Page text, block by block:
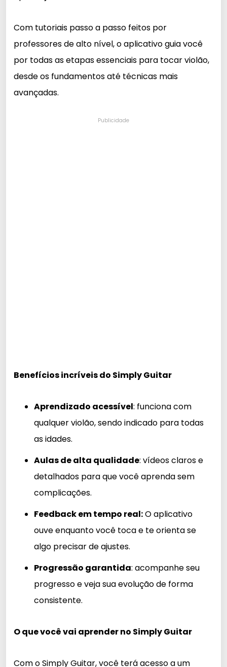
Com tutoriais passo a passo feitos por
professores de alto nível, o aplicativo guia você
por todas as etapas essenciais para tocar violão,
desde os fundamentos até técnicas mais
avançadas.
Publicidade
Benefícios incríveis do Simply Guitar
Aprendizado acessível: funciona com
qualquer violão, sendo indicado para todas
as idades.
Aulas de alta qualidade: vídeos claros e
detalhados para que você aprenda sem
complicações.
Feedback em tempo real:O aplicativo
ouve enquanto você toca e te orienta se
algo precisar de ajustes.
Progressão garantida: acompanhe seu
progresso e veja sua evolução de forma
consistente.
O que você vai aprender no Simply Guitar
Com o Simply Guitar, você terá acesso a um